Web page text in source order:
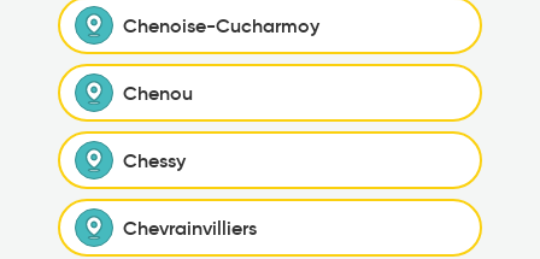
Chenoise-Cucharmoy
Chenou
Chessy
Chevrainvilliers